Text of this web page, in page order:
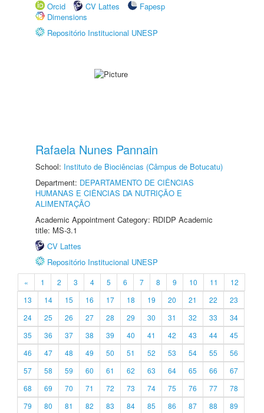
Orcid
CV Lattes
Fapesp
Dimensions
Repositório Institucional UNESP
Rafaela Nunes Pannain
School: Instituto de Biociências (Câmpus de Botucatu)
Department: DEPARTAMENTO DE CIÊNCIAS
HUMANAS E CIÊNCIAS DA NUTRIÇÃO E
ALIMENTAÇÃO
Academic Appointment Category: RDIDP Academic
title: MS-3.1
CV Lattes
Repositório Institucional UNESP
« 1 2 3 4 5 6 7 8 9 10 11
12
13
14 15 16 17 18 19 20 21 22
23
24
25 26 27 28 29 30 31 32 33
34
35
36 37 38 39 40 41 42 43 44
45
46
47 48 49 50 51 52 53 54 55
56
57
58 59 60 61 62 63 64 65 66
67
68
69 70 71 72 73 74 75 76 77
78
79
80 81 82 83 84 85 86 87 88
89